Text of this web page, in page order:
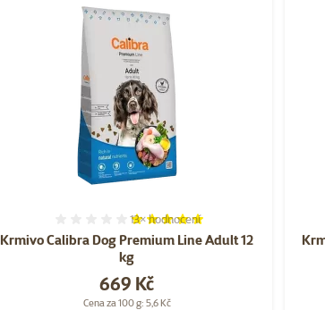
Krmivo Calibra Dog Premium Line Adult 12
kg
Hodnocení 97%, počet hodnocení:
13×hodnocení
Cena
669 Kč
Cena za 100 g: 5,6 Kč